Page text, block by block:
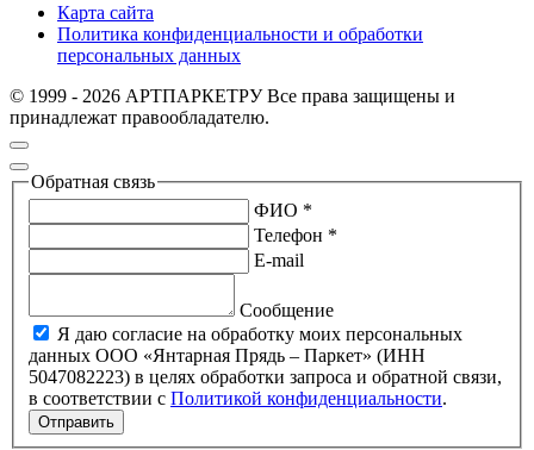
Карта сайта
Политика конфиденциальности и обработки
персональных данных
© 1999 - 2026 АРТПАРКЕТРУ Все права защищены и
принадлежат правообладателю.
Обратная связь
ФИО *
Телефон *
E-mail
Сообщение
Я даю согласие на обработку моих персональных
данных ООО «Янтарная Прядь – Паркет» (ИНН
5047082223) в целях обработки запроса и обратной связи,
в соответствии с Политикой конфиденциальности.
Отправить